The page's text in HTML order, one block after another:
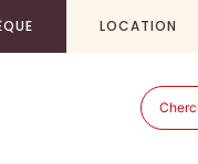
LOCATION
pour